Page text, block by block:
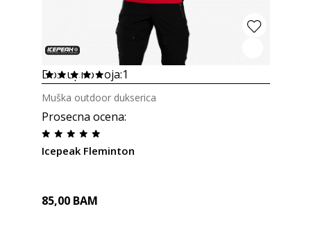
Dostupno boja:1
Prosecna ocena:
Icepeak Fleminton
Muška outdoor dukserica
85,00 BAM